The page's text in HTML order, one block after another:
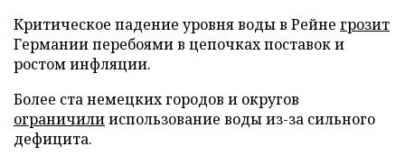
Критическое падение уровня воды в Рейне грозит
Германии перебоями в цепочках поставок и
ростом инфляции.
Более ста немецких городов и округов
ограничилииспользование воды из-за сильного
дефицита.